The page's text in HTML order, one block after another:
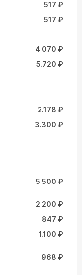
517 ₽
517 ₽
4.070 ₽
5.720 ₽
2.178 ₽
3.300 ₽
5.500 ₽
2.200 ₽
847 ₽
1.100 ₽
968 ₽